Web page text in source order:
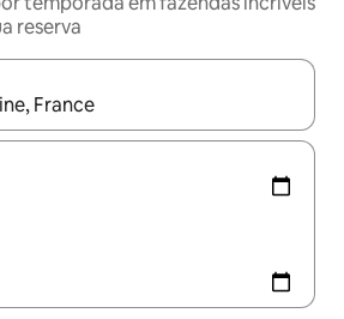
reserva
estiverem disponíveis, explore-os